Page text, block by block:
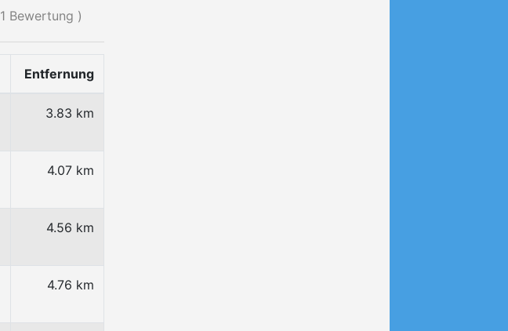
1 Bewertung )
Entfernung
3.83 km
4.07 km
4.56 km
4.76 km